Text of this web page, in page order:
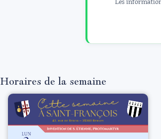
Les
Horaires de la semaine